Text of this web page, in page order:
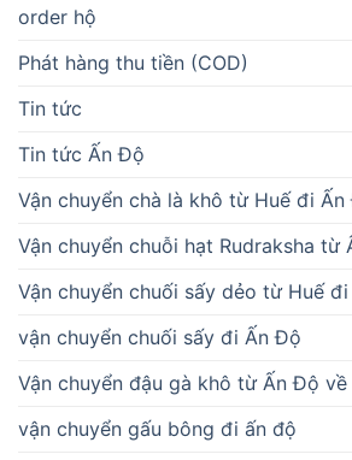
order hộ
Phát hàng thu tiền (COD)
Tin tức
Tin tức Ấn Độ
Vận chuyển chà là khô từ Huế đi
Vận chuyển chuỗi hạt Rudraksha từ
Vận chuyển chuối sấy dẻo từ Huế
vận chuyển chuối sấy đi Ấn Độ
Vận chuyển đậu gà khô từ Ấn Độ về
vận chuyển gấu bông đi ấn độ